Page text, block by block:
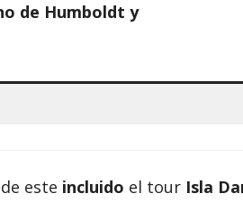
de Humboldt y
este incluido el tour Isla